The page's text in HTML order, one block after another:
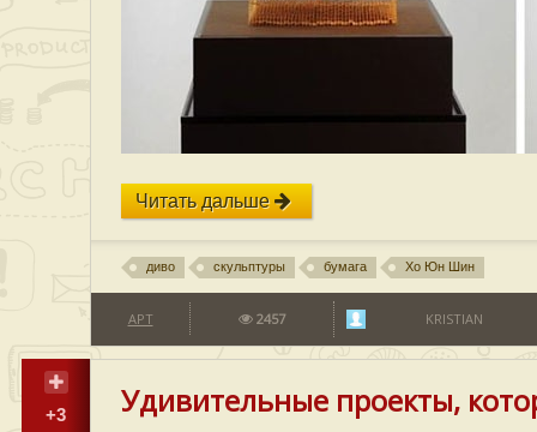
Читать дальше
диво скульптуры бумага Хо Юн Шин
АРТ 2457 KRISTIAN
+3 Удивительные проекты,